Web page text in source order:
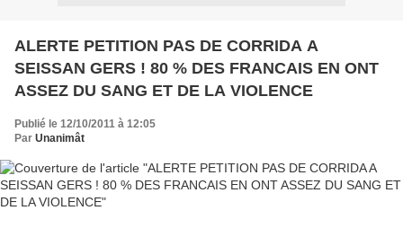
ALERTE PETITION PAS DE CORRIDA A
SEISSAN GERS ! 80 % DES FRANCAIS EN ONT
ASSEZ DU SANG ET DE LA VIOLENCE
Publié le 12/10/2011 à 12:05
Par Unanimât